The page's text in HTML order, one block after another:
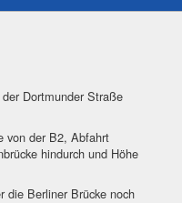
Dortmunder Straße
von der B2, Abfahrt
hindurch und Höhe
die Berliner Brücke noch